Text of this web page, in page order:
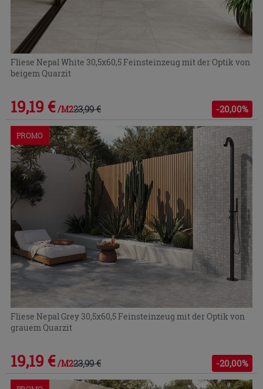
Fliese Nepal White 30,5x60,5 Feinsteinzeug mit der Optik von
beigem Quarzit
19,19 € /M223,99 € -20,00%
PROMO
Fliese Nepal Grey 30,5x60,5 Feinsteinzeug mit der Optik von
grauem Quarzit
19,19 € /M223,99 € -20,00%